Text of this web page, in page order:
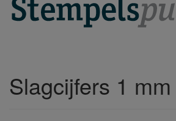
Slagcijfers 1 mm